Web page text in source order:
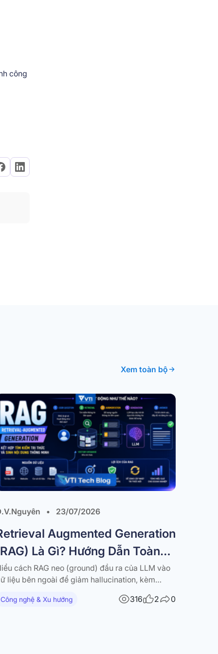
công
Xem toàn bộ
• 23/07/2026
Augmented Generation
Là Gì? Hướng Dẫn Toàn
cách RAG neo (ground) đầu ra của LLM vào
liệu bên ngoài để giảm hallucination, kèm
ứng dụng thực tế. Các mô hình ngôn ngữ lớn
Công nghệ & Xu hướng 316 2 0